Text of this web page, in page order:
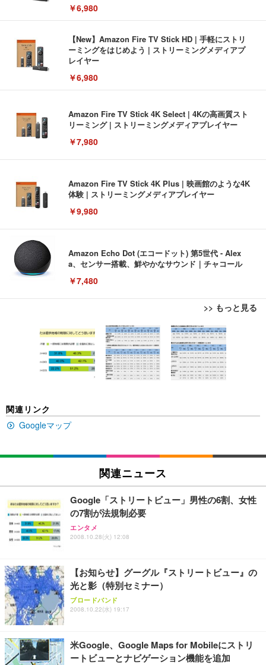
￥6,980
【New】Amazon Fire TV Stick HD | 手軽にストリ
ーミングをはじめよう | ストリーミングメディアプ
レイヤー
￥6,980
Amazon Fire TV Stick 4K Select | 4Kの高画質スト
リーミング | ストリーミングメディアプレイヤー
￥7,980
Amazon Fire TV Stick 4K Plus | 映画館のような4K
体験 | ストリーミングメディアプレイヤー
￥9,980
Amazon Echo Dot (エコードット) 第5世代 - Alex
a、センサー搭載、鮮やかなサウンド｜チャコール
￥7,480
>> もっと見る
[EdoErgo] オフィスチェア 椅子 テレワーク 疲れな
い 跳ね上げ式アームレスト コンパクト 約105度ロッ
キング pc 事務椅子 360度回転 座面昇降 強化ナイロ
ン樹脂ベース 通気性メッシュ 在宅ワーク H-WY01
(黒網+黒枠+黒足)
￥5,699
ュチェア 人間工学 疲れない ブラック
Sezlife オフィスチェア デスクチェア 疲れない テレ
ワーク チェア 強化バックレスト 30度ロッキング機
レスト 3Dヘッドレスト ハンガー付き 高反発クッシ
ョン PCチェア 通気性メッシュ ゲーミング/勉強/事
務用 おしゃれ パソコンチェア (ブラック)
￥7,680
Sezlife オフィスチェア デスクチェア 疲れない テレ
レスト 3Dヘッドレスト ハンガー付き 高反発クッシ
ョン PCチェア 通気性メッシュ ゲーミング/勉強/事
務用 おしゃれ パソコンチェア (ホワイト)
￥7,680
ANDWINT オフィスチェア デスクチェア 肘なし メ
ト 幅52×奥行58.5×高さ84～96cm テレワーク 在宅
勤務 ブラック
￥4,139
EIZO ビジネス向けプレミアムモニター | FlexScan
EV3240X-WT | 31.5型4K UHD・USB Type-C・ホワ
イト
￥105,595
イト
【純正品】27"ゲーミングモニター DualSense 充電
フック付き（CFI-ZDM1J）
￥49,979
【整備済み品】Dell E2724HS 27インチ 液晶モニタ
応 ComfortView ビジネス向け
￥15,800
【MiniLED/24.5inch/280Hz/FHD】GRAPHT THE S
像低減 (3年保証 | 輝点保証 | 日本メーカー)
￥34,980
Amazonベーシック ペットシーツ 薄型 レギュラー 1
回使い捨て 無香料 ホワイト 300枚
￥3,373
x2袋(84枚) ホワイト(吸収面:ライトブルー)
ネオ・ルーライフ ネオ・オムツ L 中型犬用 26枚入
り 単品
￥1,800
Smart Basic(スマートベーシック) 【Amazon.co.jp
￥3,670
アイリスオーヤマ ペットシーツ 超厚型 お徳用 レギ
￥3,731
関連リンク
Googleマップ
関連ニュース
Google「ストリートビュー」男性の6割、女性
の7割が法規制必要
エンタメ
2008.10.28(火) 12:08
【お知らせ】グーグル『ストリートビュー』の
光と影（特別セミナー）
ブロードバンド
2008.10.22(水) 19:17
米Google、Google Maps for Mobileにストリ
ートビューとナビゲーション機能を追加